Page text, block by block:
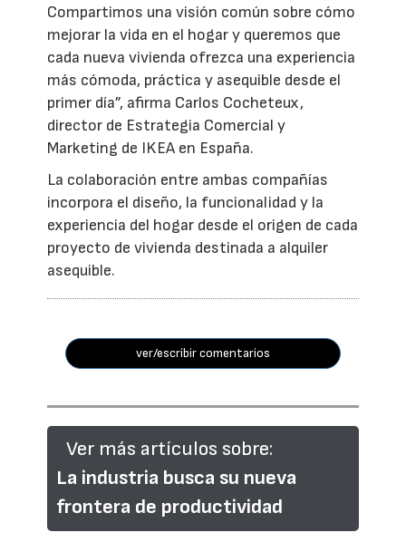
Compartimos una visión común sobre cómo
mejorar la vida en el hogar y queremos que
cada nueva vivienda ofrezca una experiencia
más cómoda, práctica y asequible desde el
primer día”, afirma Carlos Cocheteux,
director de Estrategia Comercial y
Marketing de IKEA en España.
La colaboración entre ambas compañías
incorpora el diseño, la funcionalidad y la
experiencia del hogar desde el origen de cada
proyecto de vivienda destinada a alquiler
asequible.
ver/escribir comentarios
Ver más artículos sobre:
La industria busca su nueva
frontera de productividad